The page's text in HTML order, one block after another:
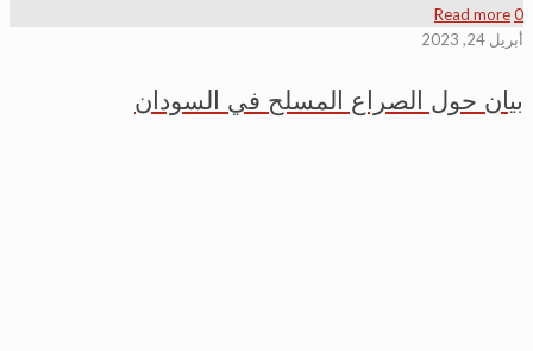
0
Read more
أبريل 24, 2023
بيان حول الصراع المسلح في السودان